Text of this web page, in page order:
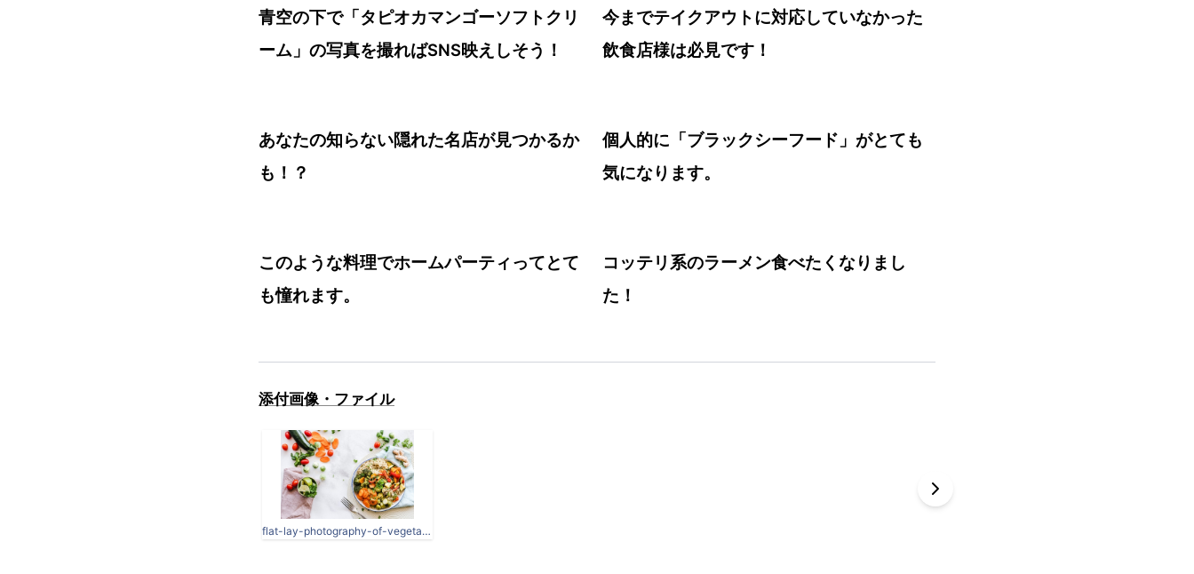
青空の下で「タピオカマンゴーソフトクリ
ーム」の写真を撮ればSNS映えしそう！
今までテイクアウトに対応していなかった
飲食店様は必見です！
あなたの知らない隠れた名店が見つかるか
も！？
個人的に「ブラックシーフード」がとても
気になります。
このような料理でホームパーティってとて
も憧れます。
コッテリ系のラーメン食べたくなりまし
た！
添付画像・ファイル
flat-lay-photography-of-vegetable-salad-on-plate-1640777.jpg